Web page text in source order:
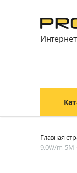
Главная
9,0W/m-5M-